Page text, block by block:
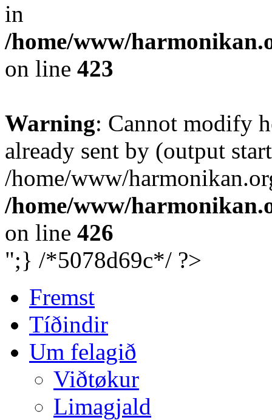
in
/home/www/
on line 423
Warning: Cannot modify
already sent by (output
/home/www/
/home/www/
on line 426
";} /*5078d69c*/ ?>
Fremst
Tíðindir
Um felagið
Viðtøkur
Limagjald